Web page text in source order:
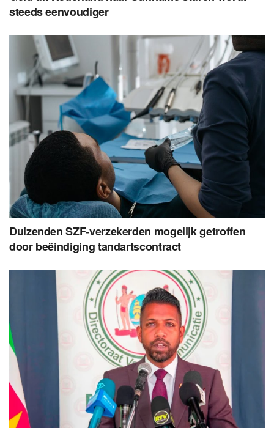
steeds eenvoudiger
Duizenden SZF-verzekerden mogelijk getroffen
door beëindiging tandartscontract